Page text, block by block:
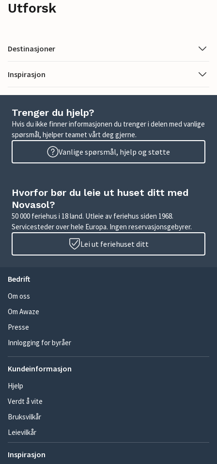
Utforsk
Destinasjoner
Inspirasjon
Trenger du hjelp?
Hvis du ikke finner informasjonen du trenger i delen med vanlige
spørsmål, hjelper teamet vårt deg gjerne.
Vanlige spørsmål, hjelp og støtte
Hvorfor bør du leie ut huset ditt med
Novasol?
50 000 feriehus i 18 land. Utleie av feriehus siden 1968.
Servicesteder over hele Europa. Ingen reservasjonsgebyrer.
Lei ut feriehuset ditt
Bedrift
Om oss
Om Awaze
Presse
Innlogging for byråer
Kundeinformasjon
Hjelp
Verdt å vite
Bruksvilkår
Leievilkår
Inspirasjon